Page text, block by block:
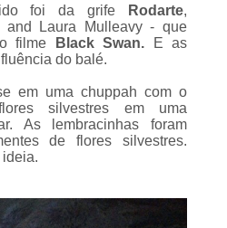
and Laura Mulleavy - que
filmeBlack Swan.E as
do balé.
silvestres em uma
As lembracinhas foram
de flores silvestres.
ideia.